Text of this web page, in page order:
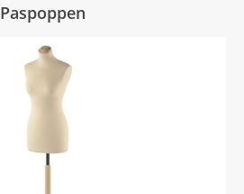
Paspoppen